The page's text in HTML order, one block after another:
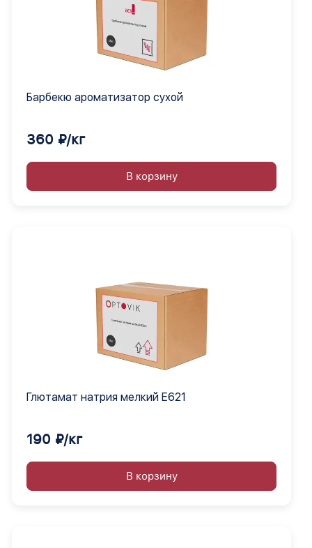
Барбекю ароматизатор сухой
360 ₽/кг
В корзину
Глютамат натрия мелкий Е621
190 ₽/кг
В корзину